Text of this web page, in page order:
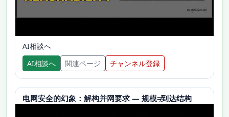
AI相談へ
AI相談へ
関連ページ チャンネル登録
电网安全的幻象：解构并网要求 — 规模≠到达结构